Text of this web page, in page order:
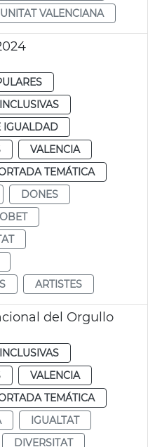
VALENCIANA
IGUALDAD
VALENCIA
TEMÁTICA
DONES
ARTISTES
del Orgullo
VALENCIA
TEMÁTICA
IGUALTAT
DIVERSITAT